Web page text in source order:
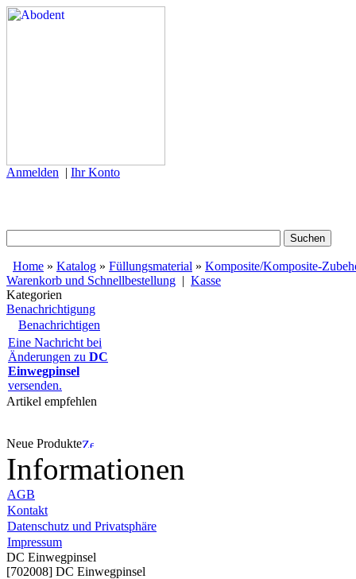
Anmelden | Ihr Konto
Home » Katalog » Füllungsmaterial » Komposite/Komposite-
Warenkorb und Schnellbestellung | Kasse
Kategorien
Benachrichtigung
Benachrichtigen
Eine Nachricht bei
Änderungen zu DC
Einwegpinsel
versenden.
Artikel empfehlen
Neue Produkte
Informationen
AGB
Kontakt
Datenschutz und Privatsphäre
Impressum
DC Einwegpinsel
[702008] DC Einwegpinsel